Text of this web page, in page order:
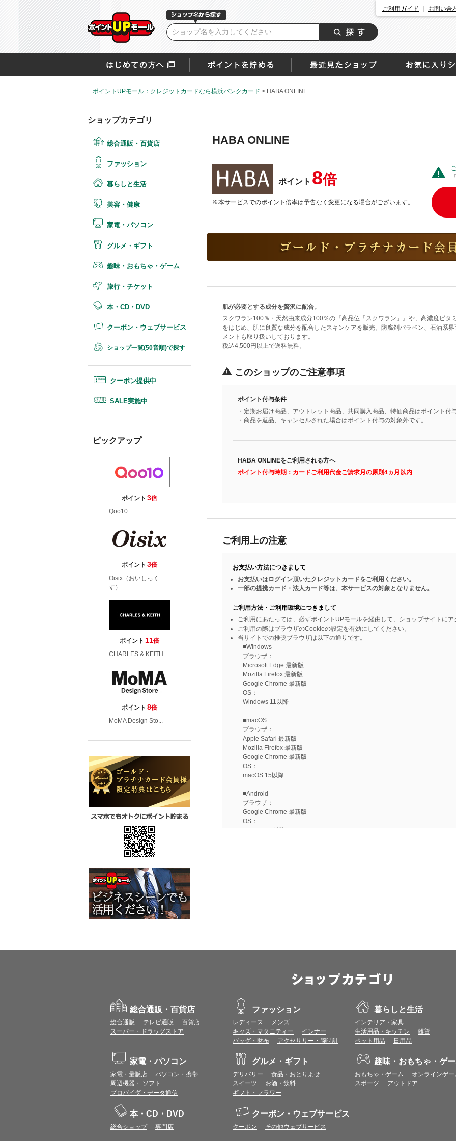
ご利用ガイド お問い合
ポイントUPモール：クレジットカードなら横浜バンクカード > HABA ONLINE
ショップカテゴリ
総合通販・百貨店
ファッション
暮らしと生活
美容・健康
家電・パソコン
グルメ・ギフト
趣味・おもちゃ・ゲーム
旅行・チケット
本・CD・DVD
クーポン・ウェブサービス
ショップ一覧(50音順)で探す
クーポン提供中
SALE実施中
ピックアップ
ポイント 3倍
Qoo10
ポイント 3倍
Oisix（おいしっく
す）
ポイント 11倍
CHARLES & KEITH...
ポイント 8倍
MoMA Design Sto...
HABA ONLINE
ポイント 8倍
※本サービスでのポイント倍率は予告なく変更になる場合がございます。
肌が必要とする成分を贅沢に配合。
スクワラン100％・天然由来成分100％の『高品位「スクワラン」』や、高濃度ビタ
をはじめ、肌に良質な成分を配合したスキンケアを販売。防腐剤パラベン、石油系
メントも取り扱いしております。
税込4,500円以上で送料無料。
このショップのご注意事項
ポイント付与条件
・定期お届け商品、アウトレット商品、共同購入商品、特価商品はポイント付
・商品を返品、キャンセルされた場合はポイント付与の対象外です。
HABA ONLINEをご利用される方へ
ポイント付与時期：カードご利用代金ご請求月の原則4ヵ月以内
ご利用上の注意
お支払い方法につきまして
お支払いはログイン頂いたクレジットカードをご利用ください。
一部の提携カード・法人カード等は、本サービスの対象となりません。
ご利用方法・ご利用環境につきまして
ご利用にあたっては、必ずポイントUPモールを経由して、ショップサイトにア
ご利用の際はブラウザのCookieの設定を有効にしてください。
当サイトでの推奨ブラウザは以下の通りです。
■Windows
ブラウザ：
Microsoft Edge 最新版
Mozilla Firefox 最新版
Google Chrome 最新版
OS：
Windows 11以降
■macOS
ブラウザ：
Apple Safari 最新版
Mozilla Firefox 最新版
Google Chrome 最新版
OS：
macOS 15以降
■Android
ブラウザ：
Google Chrome 最新版
OS：
Android 15以降
ポイント付与につきまして
ワールドプレゼントのポイント通常1倍分に加え、上乗せとなる1〜19倍分のポ
ントとして付与いたします。
プレミアムポイントの付与予定時期は、カードご利用代金のご請求月と異なる
とに異なりますので、各ショップのショップ詳細ページにてご確認ください。
200円のご利用につき1ポイントとして計算されるため、一部の法人カード等に
が異なる場合があります。
対象サイトにアクセス後、カード決済前に別サイトにアクセスした場合は、ポ
商品購入後、購入内容等に変更があった場合は、プレミアムポイント付与の対
商品をキャンセル・返品した場合は、プレミアムポイント付与の対象となりませ
同一ショップで複数回ご利用される場合は、1回のご利用ごとにポイントUPモ
一部対象外となるサービスがあります。
ワールドプレゼントのお問合せの際は各ショップが発行する注文番号等が必要
に届く注文番号等の記載のあるメールを必ず保管してください。
総合通販・百貨店
総合通販 テレビ通販
百貨店
スーパー・ドラッグストア
ファッション
レディース
メンズ
キッズ・マタニティー
インナー
バッグ・財布
アクセサリー・腕時計
暮らしと生活
インテリア・家具
生活用品・キッチン
雑貨
ペット用品
日用品
家電・パソコン
家電・量販店
パソコン・携帯
周辺機器・ ソフト
プロバイダ・データ通信
グルメ・ギフト
デリバリー
食品・おとりよせ
スイーツ
お酒・飲料
ギフト・フラワー
趣味・おもちゃ・ゲ
おもちゃ・ゲーム
オンラインゲー
スポーツ
アウトドア
本・CD・DVD
総合ショップ 専門店
クーポン・ウェブサービス
クーポン その他ウェブサービス